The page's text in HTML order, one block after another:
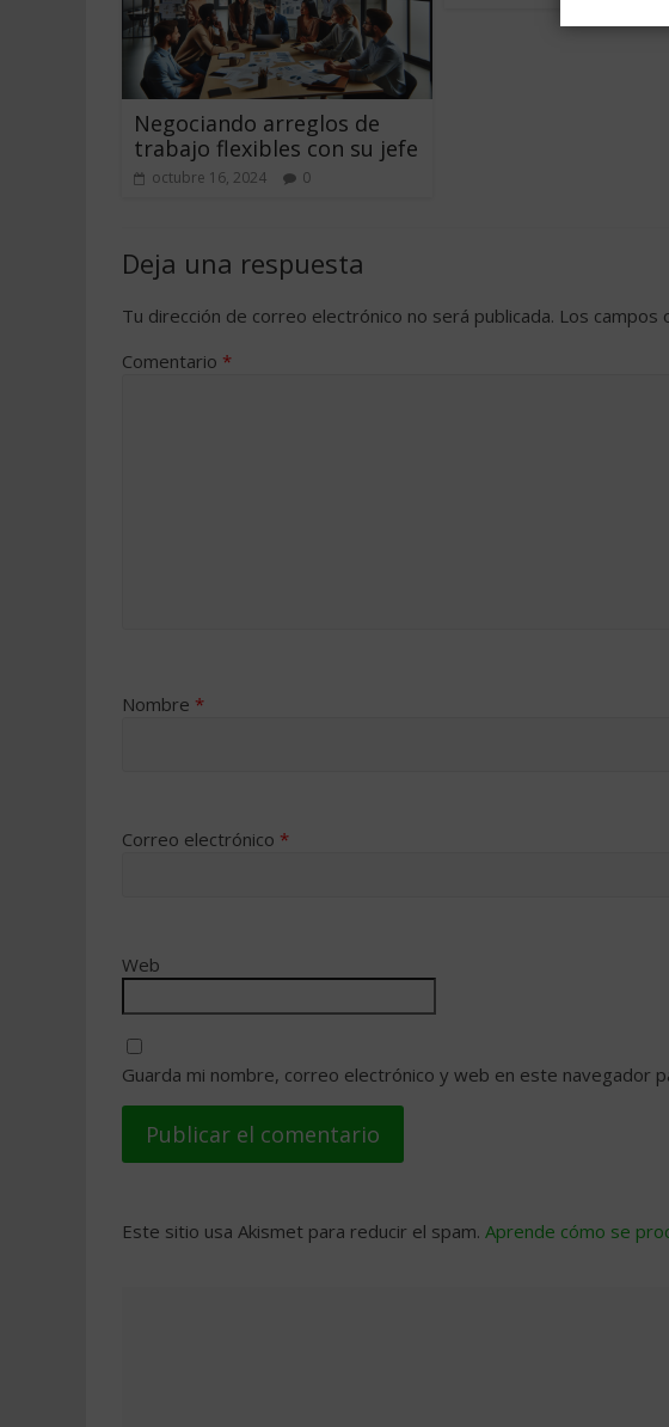
Negociando arreglos de
trabajo flexibles con su jefe
octubre 16, 2024 0
Deja una respuesta
Tu dirección de correo electrónico no será publicada. Los campos
Comentario *
Nombre *
Correo electrónico *
Web
Guarda mi nombre, correo electrónico y web en este navegador
Este sitio usa Akismet para reducir el spam. Aprende cómo se